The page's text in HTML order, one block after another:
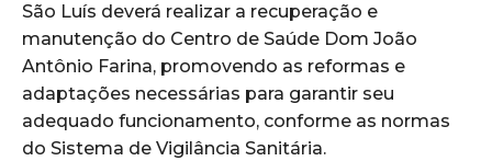
São Luís deverá realizar a recuperação e
manutenção do Centro de Saúde Dom João
Antônio Farina, promovendo as reformas e
adaptações necessárias para garantir seu
adequado funcionamento, conforme as normas
do Sistema de Vigilância Sanitária.